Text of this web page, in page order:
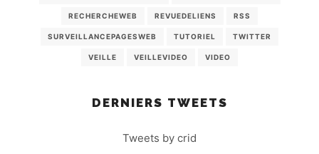
RECHERCHEWEB REVUEDELIENS RSS
SURVEILLANCEPAGESWEB TUTORIEL TWITTER
VEILLE VEILLEVIDEO VIDEO
DERNIERS TWEETS
Tweets by crid